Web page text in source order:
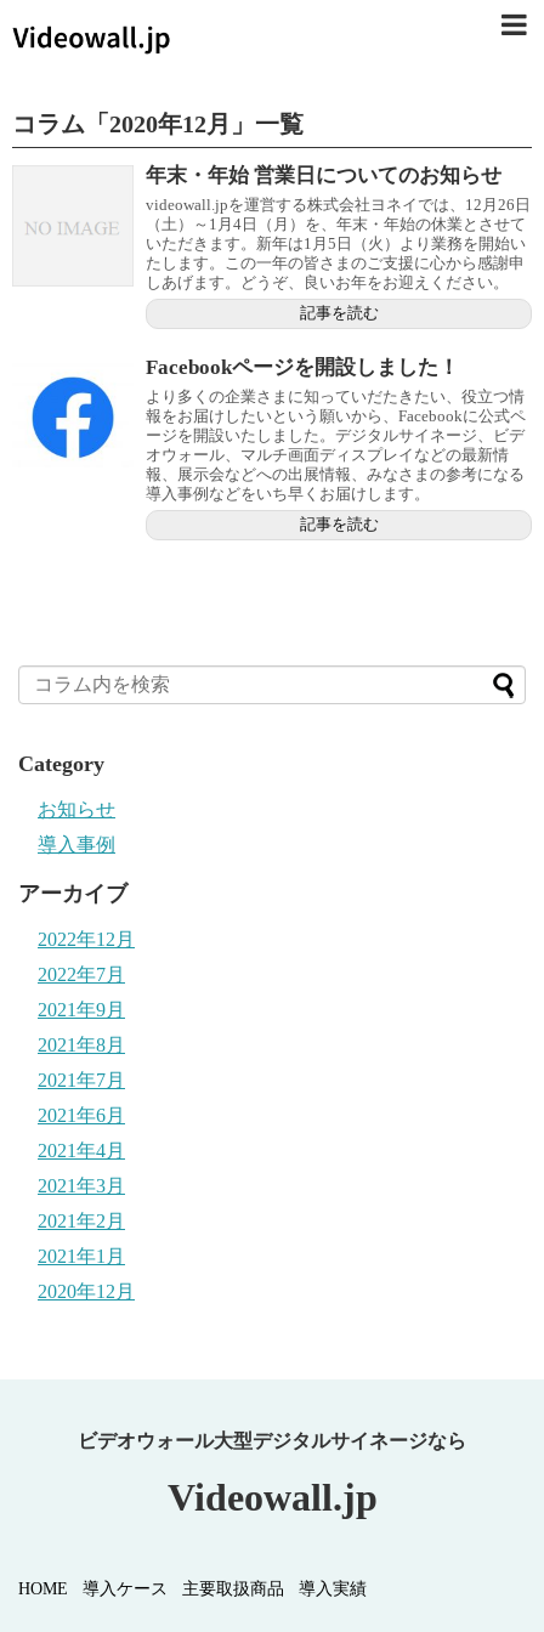
コラム 「 2020年12月 」 一覧
年末・年始 営業日についてのお知らせ
videowall.jpを運営する株式会社ヨネイでは、12月26日
（土）～1月4日（月）を、年末・年始の休業とさせて
いただきます。新年は1月5日（火）より業務を開始い
たします。この一年の皆さまのご支援に心から感謝申
しあげます。どうぞ、良いお年をお迎えください。
記事を読む
Facebookページを開設しました！
より多くの企業さまに知っていだたきたい、役立つ情
報をお届けしたいという願いから、Facebookに公式ペ
ージを開設いたしました。デジタルサイネージ、ビデ
オウォール、マルチ画面ディスプレイなどの最新情
報、展示会などへの出展情報、みなさまの参考になる
導入事例などをいち早くお届けします。
記事を読む
Category
お知らせ
導入事例
アーカイブ
2022年12月
2022年7月
2021年9月
2021年8月
2021年7月
2021年6月
2021年4月
2021年3月
2021年2月
2021年1月
2020年12月
ビデオウォール大型デジタルサイネージなら
Videowall.jp
HOME 導⼊ケース 主要取扱商品 導⼊実績